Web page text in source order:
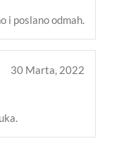
i poslano odmah.
30 Marta, 2022